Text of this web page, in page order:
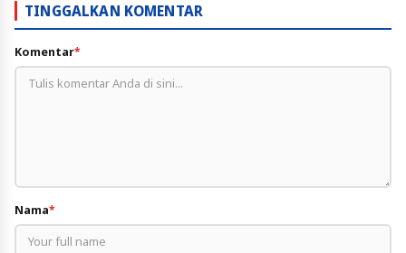
TINGGALKAN KOMENTAR
Komentar*
Nama*